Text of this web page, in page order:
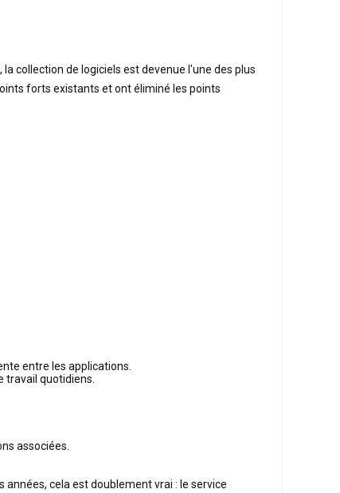
collection de logiciels est devenue l'une des plus
forts existants et ont éliminé les points
entre les applications.
travail quotidiens.
associées.
cela est doublement vrai : le service